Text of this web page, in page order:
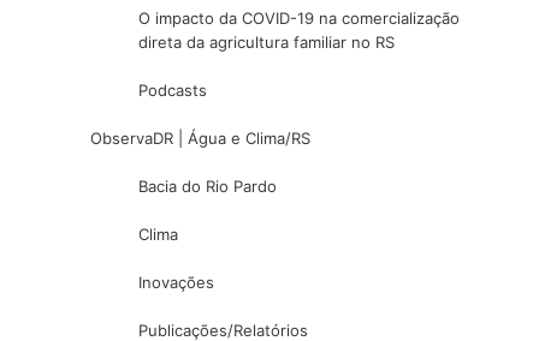
O impacto da COVID-19 na comercialização
direta da agricultura familiar no RS
Podcasts
ObservaDR | Água e Clima/RS
Bacia do Rio Pardo
Clima
Inovações
Publicações/Relatórios